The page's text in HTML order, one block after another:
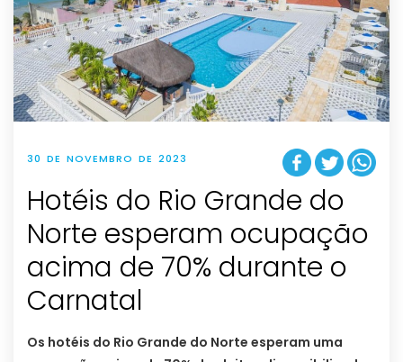
30 DE NOVEMBRO DE 2023
Hotéis do Rio Grande do
Norte esperam ocupação
acima de 70% durante o
Carnatal
Os hotéis do Rio Grande do Norte esperam uma